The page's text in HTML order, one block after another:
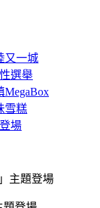
主題登場